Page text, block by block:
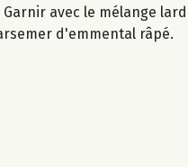
avec le mélange
d'emmental râpé.